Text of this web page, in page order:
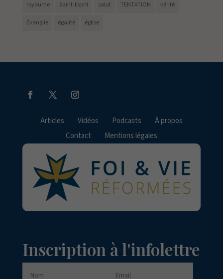
royaume Saint-Esprit salut TENTATION vérité
Évangile égalité église
Articles Vidéos Podcasts
À propos
Contact
Mentions légales
Inscription à l'infolettre